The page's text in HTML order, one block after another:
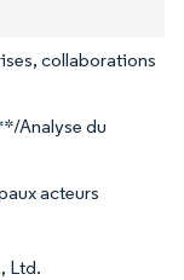
collaborations
Analyse du
acteurs
Ltd.